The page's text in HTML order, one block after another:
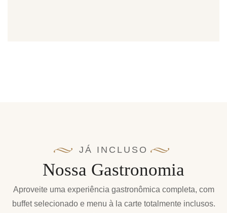
JÁ INCLUSO
Nossa Gastronomia
Aproveite uma experiência gastronômica completa, com
buffet selecionado e menu à la carte totalmente inclusos.